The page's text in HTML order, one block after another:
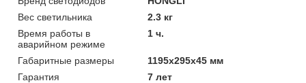
Вес светильника
2.3 кг
Время работы в
аварийном режиме
1 ч.
Габаритные размеры
1195х295х45 мм
Гарантия
7 лет